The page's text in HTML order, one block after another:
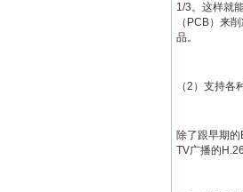
1/3。这样就
（PCB）来
品。
（2）支持各
除了跟早期
TV广播的